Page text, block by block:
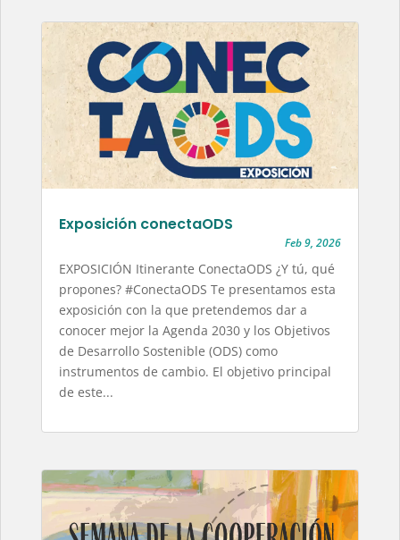
Exposición conectaODS
Feb 9, 2026
EXPOSICIÓN Itinerante ConectaODS ¿Y tú, qué
propones? #ConectaODS Te presentamos esta
exposición con la que pretendemos dar a
conocer mejor la Agenda 2030 y los Objetivos
de Desarrollo Sostenible (ODS) como
instrumentos de cambio. El objetivo principal
de este...